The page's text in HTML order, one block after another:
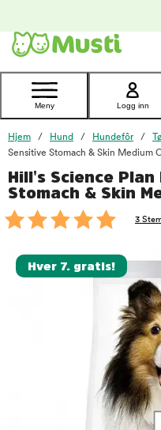
Kontakt
kundeservice
Meny Logg inn
Hjem Hund Hundefôr
Sensitive Stomach & Skin Medium
Hill's Science
Stomach & Skin
3
Hver 7. gratis!
foo